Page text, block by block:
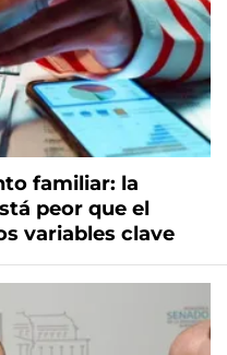
familiar: la
peor que el
variables clave